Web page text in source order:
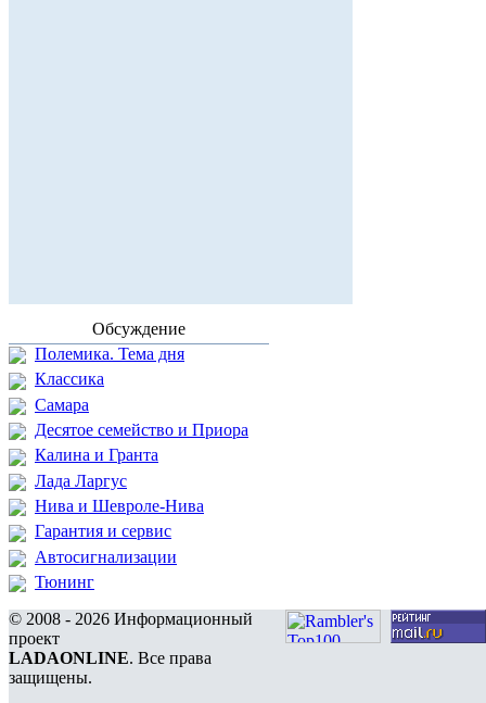
Обсуждение
Полемика. Тема дня
Классика
Самара
Десятое семейство и Приора
Калина и Гранта
Лада Ларгус
Нива и Шевроле-Нива
Гарантия и сервис
Автосигнализации
Тюнинг
© 2008 - 2026 Информационный
проект
LADAONLINE. Все права
защищены.